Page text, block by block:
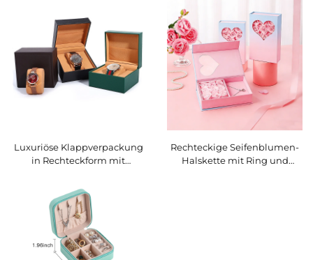
Luxuriöse Klappverpackung
in Rechteckform mit
umweltfreundliche,
wasserabweisende und
staubdichte PU-Leder-
Uhrbox als
Geschenkverpackung und
Display-Box
Rechteckige Seifenblumen-
Halskette mit Ring und